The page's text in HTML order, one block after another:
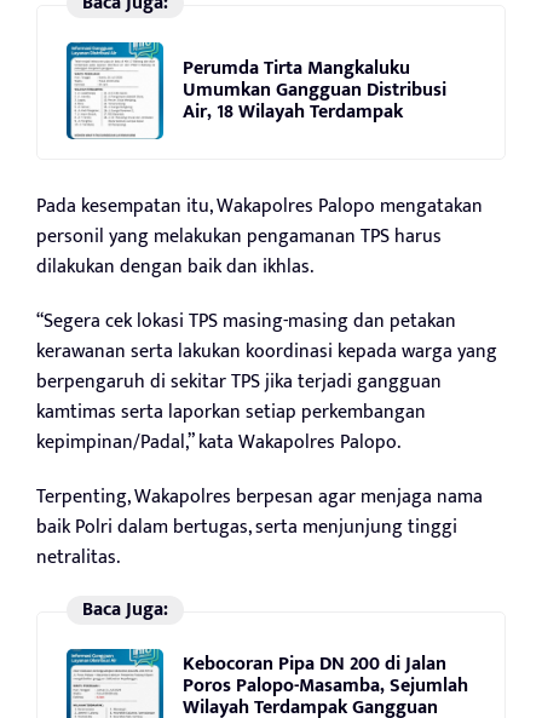
Perumda Tirta Mangkaluku
Umumkan Gangguan Distribusi
Air, 18 Wilayah Terdampak
Pada kesempatan itu, Wakapolres Palopo mengatakan
personil yang melakukan pengamanan TPS harus
dilakukan dengan baik dan ikhlas.
“Segera cek lokasi TPS masing-masing dan petakan
kerawanan serta lakukan koordinasi kepada warga yang
berpengaruh di sekitar TPS jika terjadi gangguan
kamtimas serta laporkan setiap perkembangan
kepimpinan/Padal,” kata Wakapolres Palopo.
Terpenting, Wakapolres berpesan agar menjaga nama
baik Polri dalam bertugas, serta menjunjung tinggi
netralitas.
Baca Juga:
Kebocoran Pipa DN 200 di Jalan
Poros Palopo-Masamba, Sejumlah
Wilayah Terdampak Gangguan